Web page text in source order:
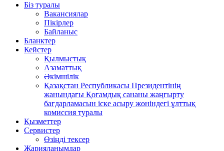
Біз туралы
Вакансиялар
Пікірлер
Байланыс
Бланктер
Кейстер
Қылмыстық
Азаматтық
Әкімшілік
Қазақстан Республикасы Президентінің
жанындағы Қоғамдық сананы жаңғырту
бағдарламасын іске асыру жөніндегі ұлттық
комиссия туралы
Қызметтер
Сервистер
Өзіңді тексер
Жарияланымдар